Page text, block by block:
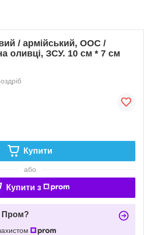
/ армійський, ООС /
оливці, ЗСУ. 10 см * 7 см
Купити
або
Купити з
Пром?